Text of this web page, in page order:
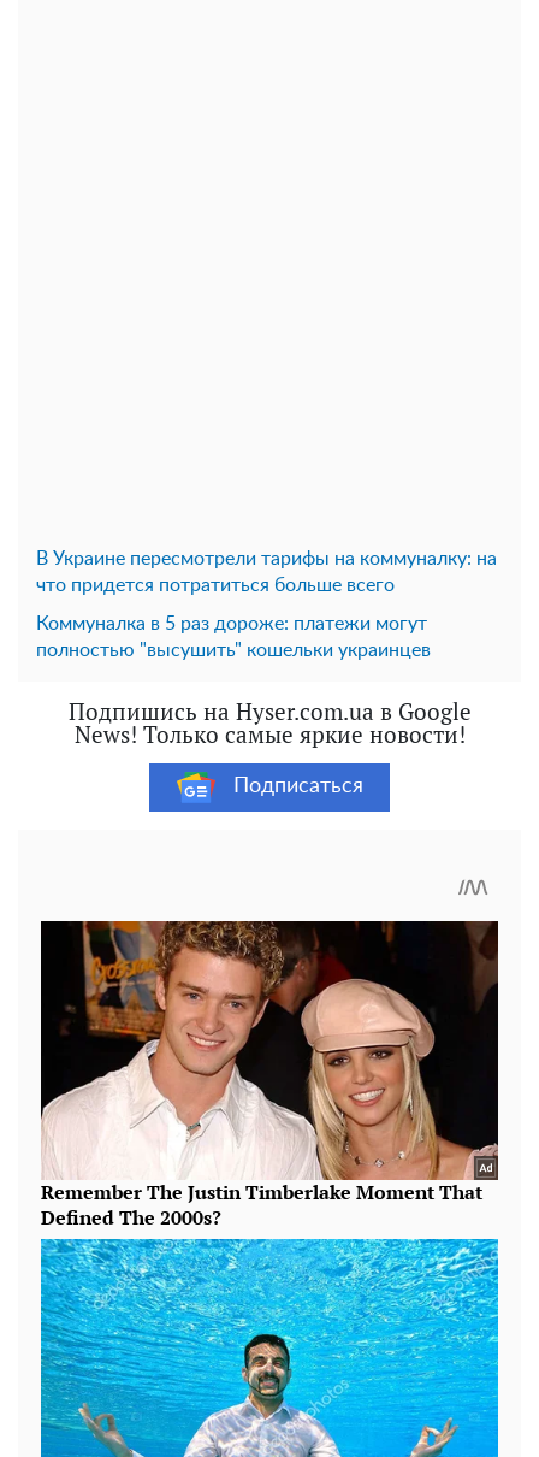
В Украине пересмотрели тарифы на коммуналку: на
что придется потратиться больше всего
Коммуналка в 5 раз дороже: платежи могут
полностью "высушить" кошельки украинцев
Подпишись на Hyser.com.ua в Google
News! Только самые яркие новости!
Подписаться